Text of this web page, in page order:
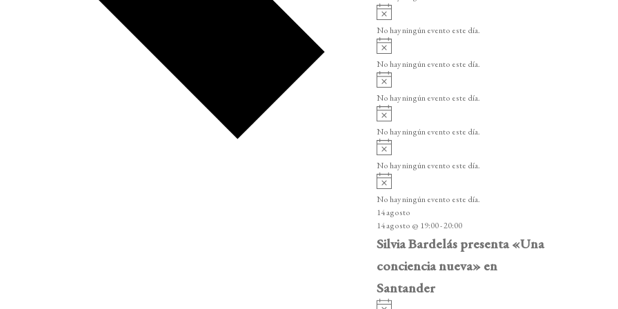
o
v
i
o
No hay ningún evento este día.
v
i
o
No hay ningún evento este día.
v
i
o
No hay ningún evento este día.
v
i
o
No hay ningún evento este día.
v
i
o
No hay ningún evento este día.
v
i
s
o
No hay ningún evento este día.
14 agosto
14 agosto @ 19:00-20:00
Silvia Bardelás presenta «Una
conciencia nueva» en
Santander
A